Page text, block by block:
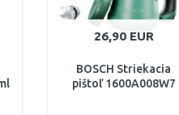
26,90 EUR
BOSCH Striekacia
pištoľ 1600A008W7